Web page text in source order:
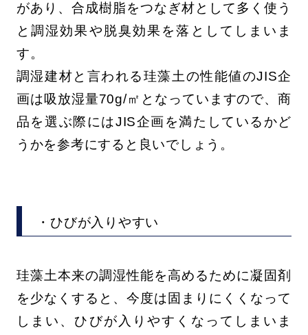
があり、合成樹脂をつなぎ材として多く使う
と調湿効果や脱臭効果を落としてしまいま
す。
調湿建材と言われる珪藻土の性能値のJIS企
画は吸放湿量70g/㎡となっていますので、商
品を選ぶ際にはJIS企画を満たしているかど
うかを参考にすると良いでしょう。
・ひびが入りやすい
珪藻土本来の調湿性能を高めるために凝固剤
を少なくすると、今度は固まりにくくなって
しまい、ひびが入りやすくなってしまいま